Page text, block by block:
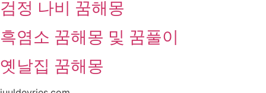
검정 나비 꿈해몽
흑염소 꿈해몽 및 꿈풀이
옛날집 꿈해몽